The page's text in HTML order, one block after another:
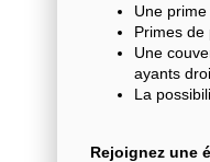
Une
Primes de
Une
ayants
La
Rejoignez une